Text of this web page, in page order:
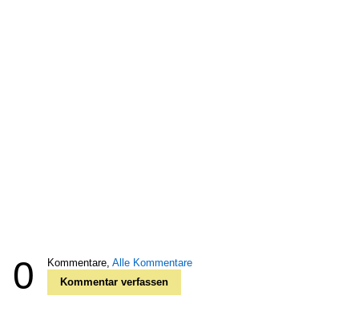
0 Kommentare, Alle Kommentare
Kommentar verfassen